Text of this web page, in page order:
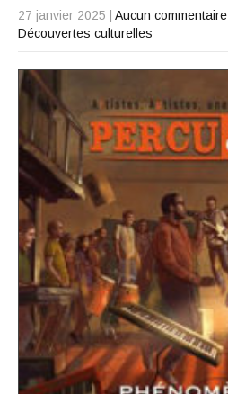
27 janvier 2025 Aucun commentaire
Découvertes culturelles